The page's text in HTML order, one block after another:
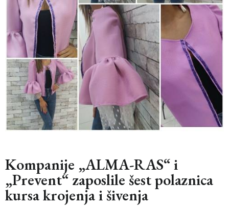
Kompanije „ALMA-RAS“ i
„Prevent“ zaposlile šest polaznica
kursa krojenja i šivenja